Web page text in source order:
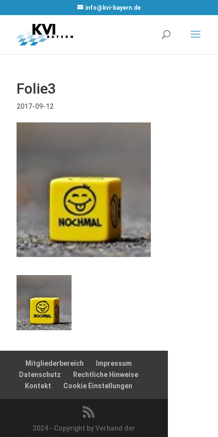
info@kvi-bayern.de
Folie3
2017-09-12
Mitgliederbereich
Impressum
Datenschutz
Rechtliche Hinweise
Kontakt
Cookie Einstellungen
2024 - Copyright by Verband der
Cookie Plugin
Cookie Banner